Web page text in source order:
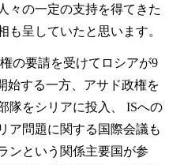
々の一定の支持を得てきた
も呈していたと思います。
の要請を受けてロシアが9
始する一方、アサド政権を
隊をシリアに投入、 ISへの
ア問題に関する国際会議も
ンという関係主要国が参